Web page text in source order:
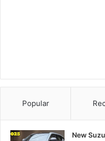
Popular
New